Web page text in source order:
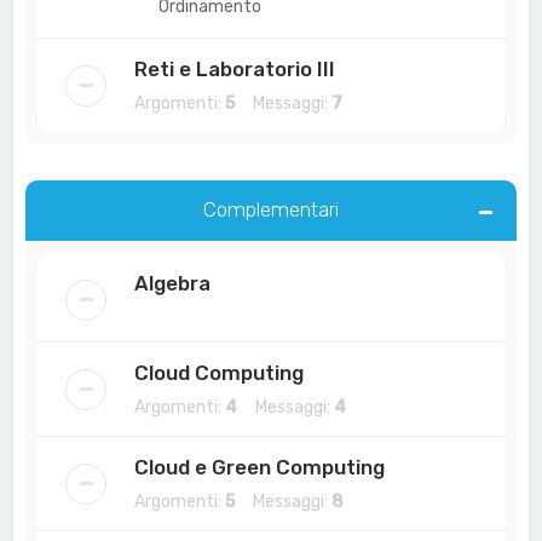
Ordinamento
Reti e Laboratorio III
Argomenti: 5 Messaggi: 7
Complementari
Algebra
Cloud Computing
Argomenti: 4 Messaggi: 4
Cloud e Green Computing
Argomenti: 5 Messaggi: 8